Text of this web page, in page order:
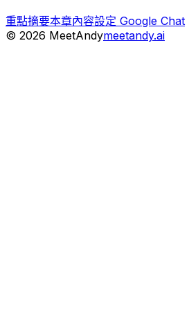
重點摘要本章內容設定 Google Chat
© 2026 MeetAndymeetandy.ai